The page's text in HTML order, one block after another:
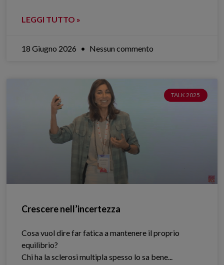
LEGGI TUTTO »
18 Giugno 2026 Nessun commento
TALK 2025
Crescere nell’incertezza
Cosa vuol dire far fatica a mantenere il proprio
equilibrio?
Chi ha la sclerosi multipla spesso lo sa bene.​..